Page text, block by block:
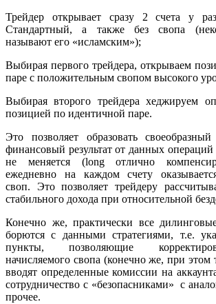
Трейдер открывает сразу 2 счета у
Стандартный, а также без свопа
называют его «исламским»);
Выбирая первого трейдера, открываем
паре с положительным свопом высокого
Выбирая второго трейдера хеджируем
позицией по идентичной паре.
Это позволяет образовать
финансовый результат от данных
не меняется (long отлично
ежедневно на каждом счету
своп. Это позволяет трейдеру
стабильного дохода при относительной
Конечно же, практически все
борются с данными стратегиями, т.е.
пункты, позволяющие
начисляемого свопа (конечно же, при этом
вводят определенные комиссии на
сотрудничество с «безопасниками» с
прочее.